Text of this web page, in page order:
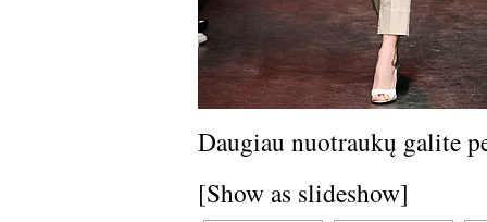
Daugiau nuotraukų galite
[Show as slideshow]